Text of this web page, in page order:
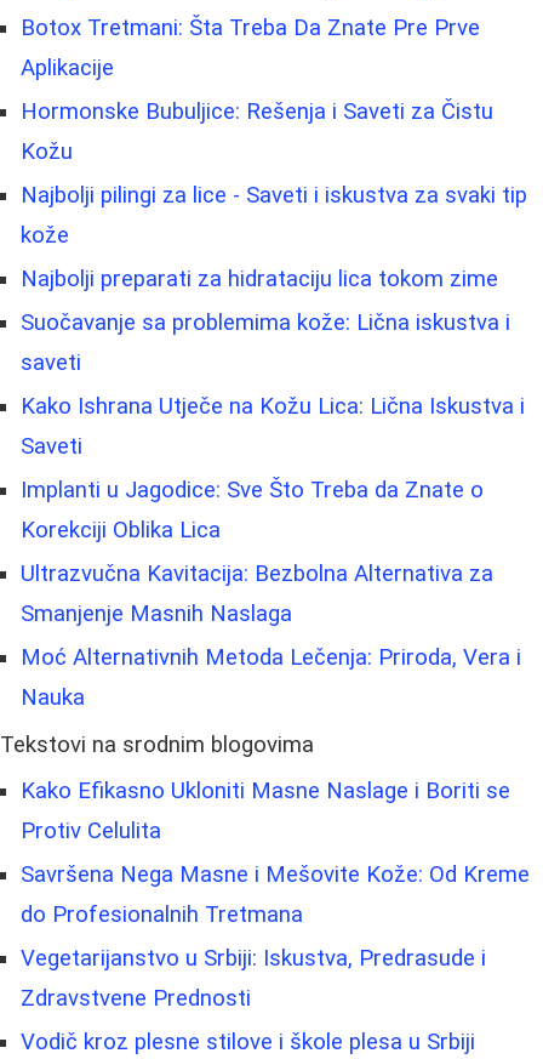
Botox Tretmani: Šta Treba Da Znate Pre Prve
Aplikacije
Hormonske Bubuljice: Rešenja i Saveti za Čistu
Kožu
Najbolji pilingi za lice - Saveti i iskustva za svaki tip
kože
Najbolji preparati za hidrataciju lica tokom zime
Suočavanje sa problemima kože: Lična iskustva i
saveti
Kako Ishrana Utječe na Kožu Lica: Lična Iskustva i
Saveti
Implanti u Jagodice: Sve Što Treba da Znate o
Korekciji Oblika Lica
Ultrazvučna Kavitacija: Bezbolna Alternativa za
Smanjenje Masnih Naslaga
Moć Alternativnih Metoda Lečenja: Priroda, Vera i
Nauka
Tekstovi na srodnim blogovima
Kako Efikasno Ukloniti Masne Naslage i Boriti se
Protiv Celulita
Savršena Negа Masne i Mešovite Kože: Od Kreme
do Profesionalnih Tretmana
Vegetarijanstvo u Srbiji: Iskustva, Predrasude i
Zdravstvene Prednosti
Vodič kroz plesne stilove i škole plesa u Srbiji